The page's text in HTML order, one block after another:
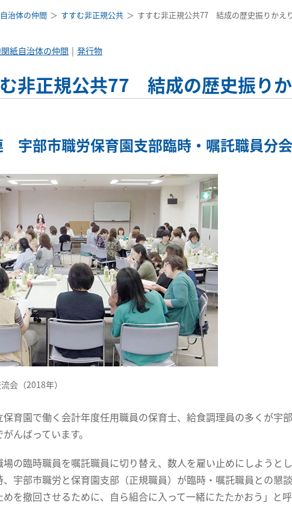
治体の仲間 すすむ非正規公共 すすむ非正規公共77 結成の歴史振りかえ
紙自治体の仲間 発行物
非正規公共77 結成の歴史振り
宇部市職労保育園支部臨時・嘱託職員分会
会（2018年）
育園で働く会計年度任用職員の保育士、給食調理員の多くが宇
んばっています。
の臨時職員を嘱託職員に切り替え、数人を雇い止めにしようと
、宇部市職労と保育園支部（正規職員）が臨時・嘱託職員との懇
を撤回させるために、自ら組合に入って一緒にたたかおう」と